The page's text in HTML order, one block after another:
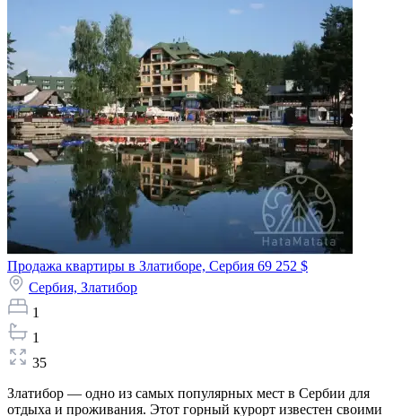
Продажа квартиры в Златиборе, Сербия 69 252 $
Сербия, Златибор
1
1
35
Златибор — одно из самых популярных мест в Сербии для
отдыха и проживания. Этот горный курорт известен своими